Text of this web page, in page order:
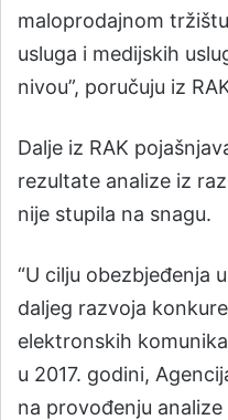
maloprodajnom
usluga i medijskih
nivou”, poručuju iz
Dalje iz RAK
rezultate analize iz
nije stupila na snagu.
“U cilju obezbjeđenja
daljeg razvoja
elektronskih
u 2017. godini,
na provođenju